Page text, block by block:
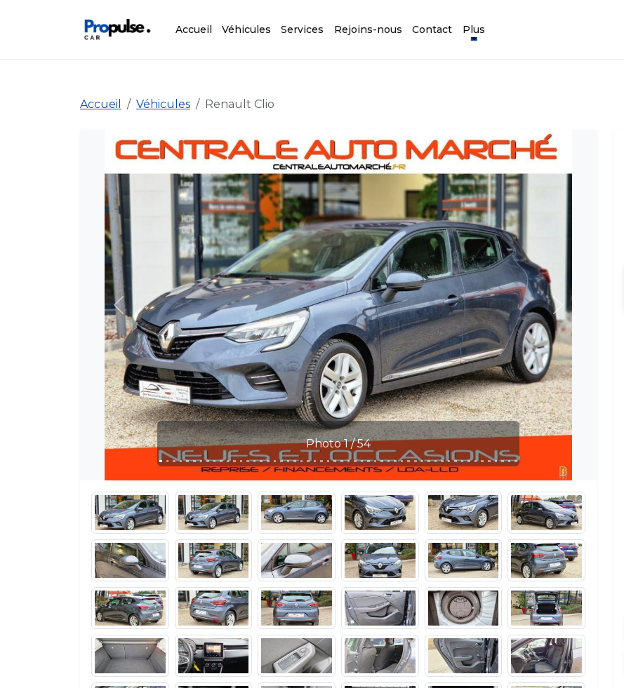
Accueil Véhicules Services Rejoins-nous Contact Plus
Accueil Véhicules Renault Clio
Photo 2 / 54
Précédent Suivant